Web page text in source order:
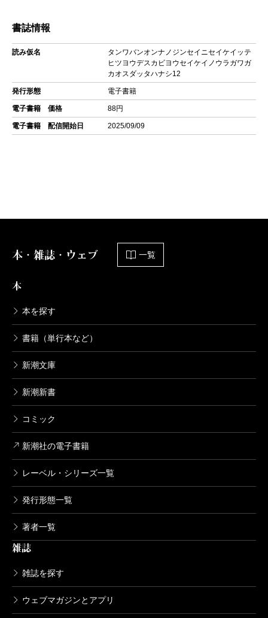
書誌情報
読み仮名
タンワバンオンナノジンセイニセイケイッテ
ヒツヨウデスカビヨウセイケイノウラガワガ
カオスダッタハナシ12
発行形態 電子書籍
電子書籍 価格 88円
電子書籍 配信開始日 2025/09/09
本・雑誌・ウェブ 一覧
本
本を探す
書籍（単行本など）
新潮文庫
新潮新書
コミック
新潮社の電子書籍
レーベル・シリーズ一覧
発行形態一覧
著者一覧
雑誌
雑誌を探す
ウェブマガジンとアプリ